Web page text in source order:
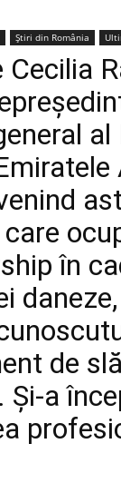
Știri din România
Cecilia
al
în
de
Și-a